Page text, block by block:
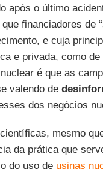
após o último
financiadores de “
e cuja
e privada, como
é que as
valendo de
dos negócios
mesmo
da prática que
do uso de usinas